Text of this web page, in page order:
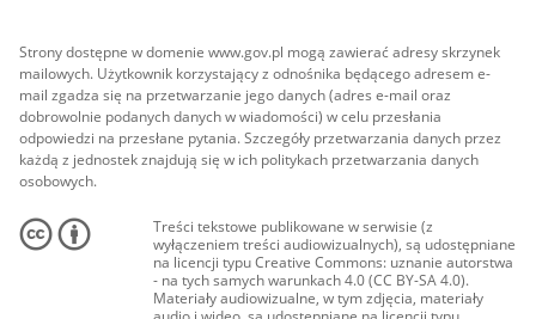
Strony dostępne w domenie www.gov.pl mogą zawierać adresy skrzynek
mailowych. Użytkownik korzystający z odnośnika będącego adresem e-
mail zgadza się na przetwarzanie jego danych (adres e-mail oraz
dobrowolnie podanych danych w wiadomości) w celu przesłania
odpowiedzi na przesłane pytania. Szczegóły przetwarzania danych przez
każdą z jednostek znajdują się w ich politykach przetwarzania danych
osobowych.
Treści tekstowe publikowane w serwisie (z
wyłączeniem treści audiowizualnych), są udostępniane
na licencji typu Creative Commons: uznanie autorstwa
- na tych samych warunkach 4.0 (CC BY-SA 4.0).
Materiały audiowizualne, w tym zdjęcia, materiały